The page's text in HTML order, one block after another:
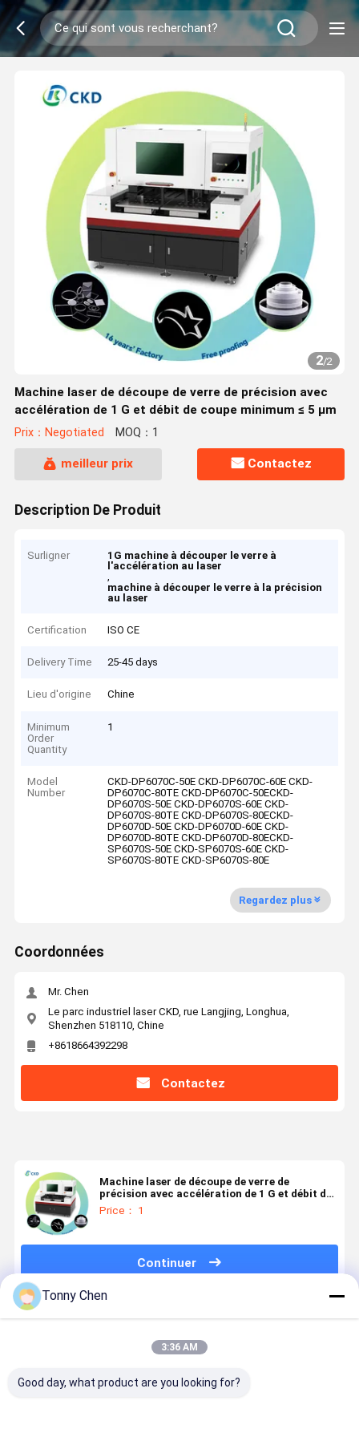
2/2
Machine laser de découpe de verre de précision avec
accélération de 1 G et débit de coupe minimum ≤ 5 μm
Prix：Negotiated MOQ：1
meilleur prix Contactez
Description De Produit
Surligner
1G machine à découper le verre à
l'accélération au laser
,
machine à découper le verre à la précision
au laser
Certification ISO CE
Delivery Time 25-45 days
Lieu d'origine Chine
Minimum
Order
Quantity
1
Model
Number
CKD-DP6070C-50E CKD-DP6070C-60E CKD-
DP6070C-80TE CKD-DP6070C-50ECKD-
DP6070S-50E CKD-DP6070S-60E CKD-
DP6070S-80TE CKD-DP6070S-80ECKD-
DP6070D-50E CKD-DP6070D-60E CKD-
DP6070D-80TE CKD-DP6070D-80ECKD-
SP6070S-50E CKD-SP6070S-60E CKD-
SP6070S-80TE CKD-SP6070S-80E
Regardez plus
Coordonnées
Mr. Chen
Le parc industriel laser CKD, rue Langjing, Longhua,
Shenzhen 518110, Chine
+8618664392298
Contactez
Machine laser de découpe de verre de
précision avec accélération de 1 G et débit de
coupe minimum ≤ 5 μm
Price： 1
Continuer
Produits Recommandés
Tonny Chen
3:36 AM
Good day, what product are you looking for?